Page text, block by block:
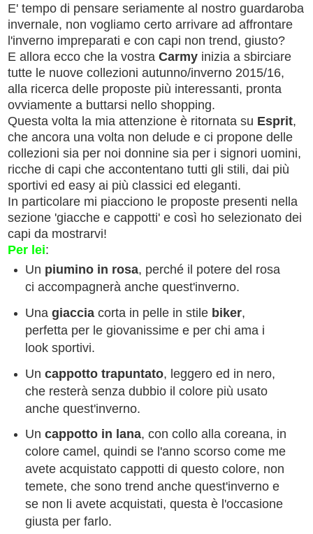
E' tempo di pensare seriamente al nostro guardaroba
invernale, non vogliamo certo arrivare ad affrontare
l'inverno impreparati e con capi non trend, giusto?
E allora ecco che la vostra Carmy inizia a sbirciare
tutte le nuove collezioni autunno/inverno 2015/16,
alla ricerca delle proposte più interessanti, pronta
ovviamente a buttarsi nello shopping.
Questa volta la mia attenzione è ritornata su Esprit,
che ancora una volta non delude e ci propone delle
collezioni sia per noi donnine sia per i signori uomini,
ricche di capi che accontentano tutti gli stili, dai più
sportivi ed easy ai più classici ed eleganti.
In particolare mi piacciono le proposte presenti nella
sezione 'giacche e cappotti' e così ho selezionato dei
capi da mostrarvi!
Per lei:
Un piumino in rosa, perché il potere del rosa
ci accompagnerà anche quest'inverno.
Una giacciacorta in pelle in stilebiker,
perfetta per le giovanissime e per chi ama i
look sportivi.
Un cappotto trapuntato, leggero ed in nero,
che resterà senza dubbio il colore più usato
anche quest'inverno.
Un cappotto in lana, con collo alla coreana, in
colore camel, quindi se l'anno scorso come me
avete acquistato cappotti di questo colore, non
temete, che sono trend anche quest'inverno e
se non li avete acquistati, questa è l'occasione
giusta per farlo.